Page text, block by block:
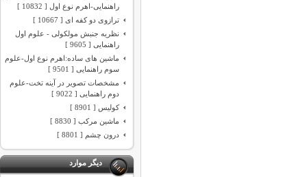
راهنمایی-اهرم نوع اول [ 10832 ]
ترازوی دو کفه ای [ 10667 ]
نظریه جنبش مولکولی - علوم اول
راهنمایی [ 9605 ]
ماشین های ساده:اهرم نوع اول-علوم
سوم راهنمایی [ 9501 ]
مشخصات تصویر در آینه تخت-علوم
دوم راهنمایی [ 9022 ]
کولیس [ 8901 ]
ماشین مرکب [ 8830 ]
درون چشم [ 8801 ]
دیگر موارد